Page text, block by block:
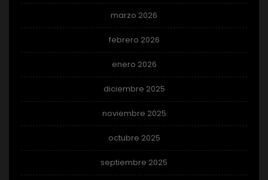
marzo 2026
febrero 2026
enero 2026
diciembre 2025
noviembre 2025
octubre 2025
septiembre 2025